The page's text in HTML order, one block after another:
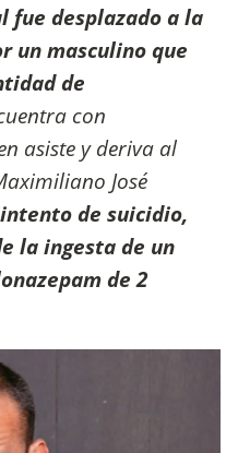
fue desplazado a la
un masculino que
de
con
asiste y deriva al
José
de suicidio,
la ingesta de un
de 2